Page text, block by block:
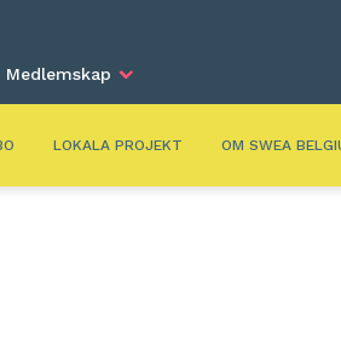
Medlemskap
LOKALA PROJEKT OM SWEA